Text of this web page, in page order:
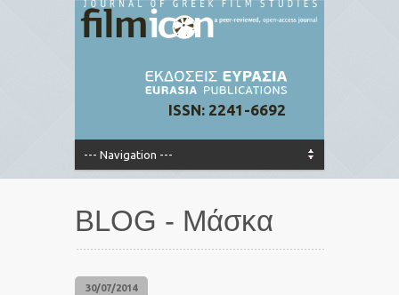
ISSN: 2241-6692
BLOG - Μάσκα
30/07/2014